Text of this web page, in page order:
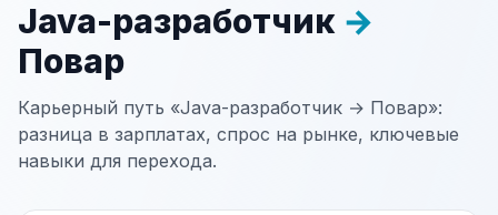
Java-разработчик →
Повар
Карьерный путь «Java-разработчик → Повар»:
разница в зарплатах, спрос на рынке, ключевые
навыки для перехода.